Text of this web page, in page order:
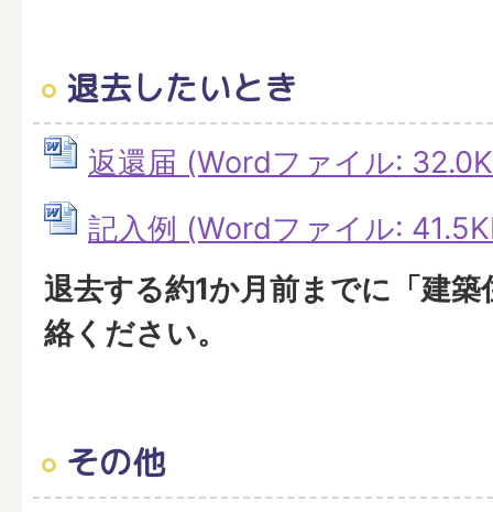
退去したいとき
返還届 (Wordファイル:
記入例 (Wordファイル:
退去する約1か月前までに「建
絡ください。
その他